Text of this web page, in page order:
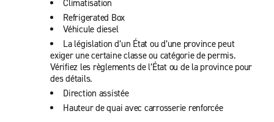
Climatisation
Refrigerated Box
Véhicule diesel
La législation d’un État ou d’une province peut
exiger une certaine classe ou catégorie de permis.
Vérifiez les règlements de l’État ou de la province pour
des détails.
Direction assistée
Hauteur de quai avec carrosserie renforcée